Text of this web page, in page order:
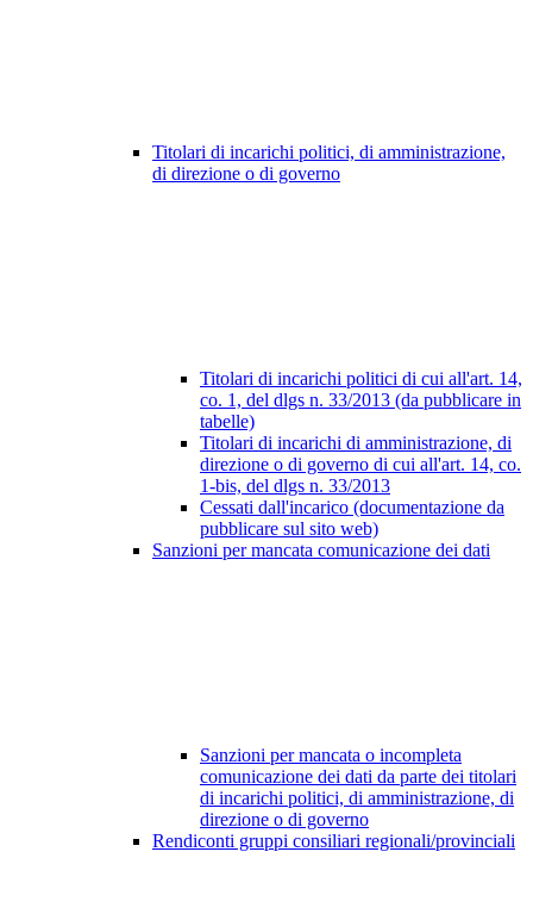
Titolari di incarichi politici, di amministrazione,
di direzione o di governo
Titolari di incarichi politici di cui all'art. 14,
co. 1, del dlgs n. 33/2013 (da pubblicare in
tabelle)
Titolari di incarichi di amministrazione, di
direzione o di governo di cui all'art. 14, co.
1-bis, del dlgs n. 33/2013
Cessati dall'incarico (documentazione da
pubblicare sul sito web)
Sanzioni per mancata comunicazione dei dati
Sanzioni per mancata o incompleta
comunicazione dei dati da parte dei titolari
di incarichi politici, di amministrazione, di
direzione o di governo
Rendiconti gruppi consiliari regionali/provinciali